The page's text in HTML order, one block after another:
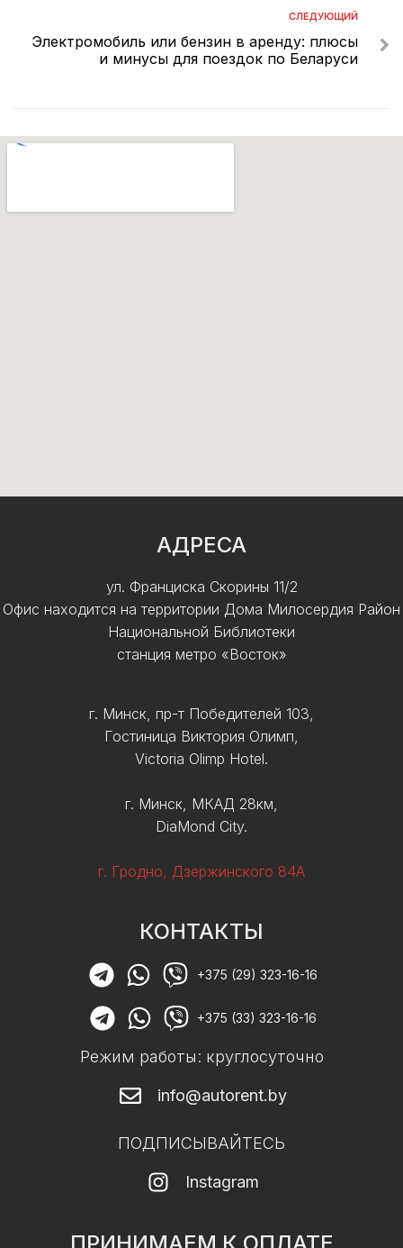
СЛЕДУЮЩИЙ
Электромобиль или бензин в аренду: плюсы
и минусы для поездок по Беларуси
АДРЕСА
ул. Франциска Скорины 11/2
Офис находится на территории Дома Милосердия Район
Национальной Библиотеки
станция метро «Восток»
г. Минск, пр-т Победителей 103,
Гостиница Виктория Олимп,
Victoria Olimp Hotel.
г. Минск, МКАД 28км,
DiaMond City.
г. Гродно, Дзержинского 84А
КОНТАКТЫ
+375 (29) 323-16-16
+375 (33) 323-16-16
Режим работы: круглосуточно
info@autorent.by
ПОДПИСЫВАЙТЕСЬ
Instagram